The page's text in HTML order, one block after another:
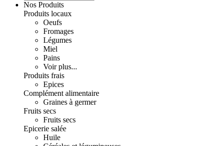
Nos Produits
Produits locaux
Oeufs
Fromages
Légumes
Miel
Pains
Voir plus...
Produits frais
Epices
Complément alimentaire
Graines à germer
Fruits secs
Fruits secs
Epicerie salée
Huile